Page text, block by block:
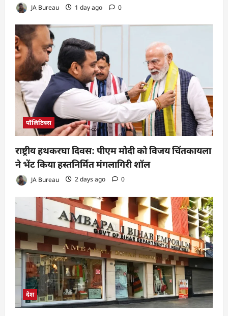
JA Bureau 1 day ago 0
पॉलिटिक्स
राष्ट्रीय हथकरघा दिवस: पीएम मोदी को विजय चिंतकायला
ने भेंट किया हस्तनिर्मित मंगलागिरी शॉल
JA Bureau 2 days ago 0
देश